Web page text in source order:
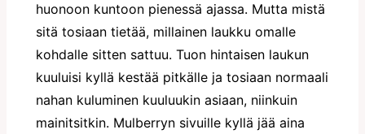
huonoon kuntoon pienessä ajassa. Mutta mistä
sitä tosiaan tietää, millainen laukku omalle
kohdalle sitten sattuu. Tuon hintaisen laukun
kuuluisi kyllä kestää pitkälle ja tosiaan normaali
nahan kuluminen kuuluukin asiaan, niinkuin
mainitsitkin. Mulberryn sivuille kyllä jää aina